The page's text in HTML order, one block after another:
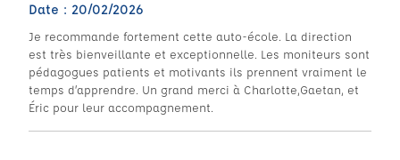
Date : 20/02/2026
Je recommande fortement cette auto-école. La direction
est très bienveillante et exceptionnelle. Les moniteurs sont
pédagogues patients et motivants ils prennent vraiment le
temps d’apprendre. Un grand merci à Charlotte,Gaetan, et
Éric pour leur accompagnement.